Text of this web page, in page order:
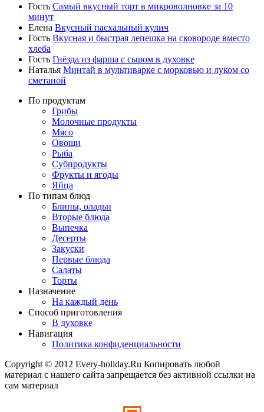
Гость Самый вкусный торт в микроволновке за 10
минут
Елена Вкусный пасхальный кулич
Гость Вкусная и быстрая лепешка на сковороде вместо
хлеба
Гость Гнёзда из фарша с сыром в духовке
Наталья Минтай в мультиварке с морковью и луком со
сметаной
По продуктам
Грибы
Молочные продукты
Мясо
Овощи
Рыба
Субпродукты
Фрукты и ягоды
Яйца
По типам блюд
Блины, оладьи
Вторые блюда
Выпечка
Десерты
Закуски
Первые блюда
Салаты
Торты
Назначение
На каждый день
Способ приготовления
В духовке
Навигация
Политика конфиденциальности
Copyright © 2012 Every-holiday.Ru Копировать любой
материал с нашего сайта запрещается без активной ссылки на
сам материал